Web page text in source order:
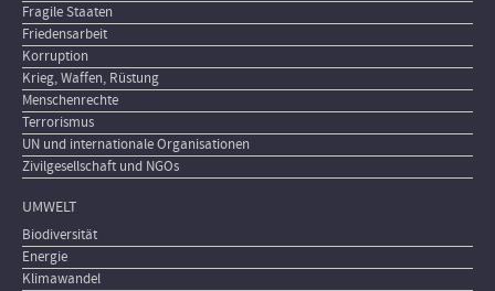
Fragile Staaten
Friedensarbeit
Korruption
Krieg, Waffen, Rüstung
Menschenrechte
Terrorismus
UN und internationale Organisationen
Zivilgesellschaft und NGOs
UMWELT
Biodiversität
Energie
Klimawandel